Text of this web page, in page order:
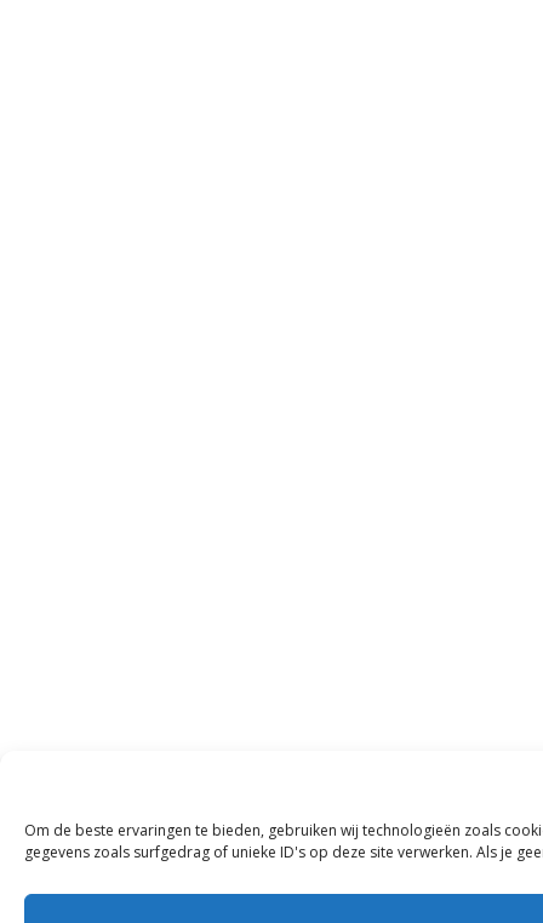
Om de beste ervaringen te bieden, gebruiken wij technologieën zoals
gegevens zoals surfgedrag of unieke ID's op deze site verwerken. Als je